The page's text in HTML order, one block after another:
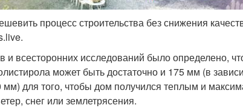
процесс строительства без снижения
и всесторонних исследований было определено,
может быть достаточно и 175 мм (в
мм) для того, чтобы дом получился теплым и
снег или землетрясения.